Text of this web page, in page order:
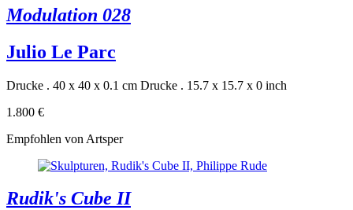
Modulation 028
Julio Le Parc
Drucke . 40 x 40 x 0.1 cm Drucke . 15.7 x 15.7 x 0 inch
1.800 €
Empfohlen von Artsper
Rudik's Cube II